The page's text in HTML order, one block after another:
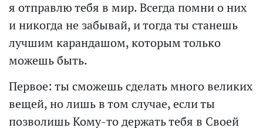
я отправлю тебя в мир. Всегда помни о них
и никогда не забывай, и тогда ты станешь
лучшим карандашом, которым только
можешь быть.
Первое: ты сможешь сделать много великих
вещей, но лишь в том случае, если ты
позволишь Кому-то держать тебя в Своей